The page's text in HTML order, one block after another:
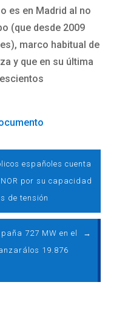
es en Madrid al no
(que desde 2009
marco habitual de
y que en su última
españoles cuenta
por su capacidad
de tensión
727 MW en el
19.876
→